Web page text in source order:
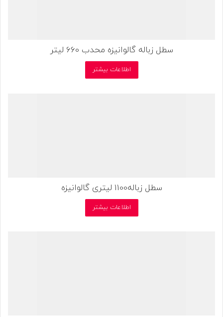
سطل زباله گالوانیزه محدب 660 لیتر
اطلاعات بیشتر
سطل زباله1100 لیتری گالوانیزه
اطلاعات بیشتر